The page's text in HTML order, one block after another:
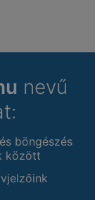
nevű
böngészés
között